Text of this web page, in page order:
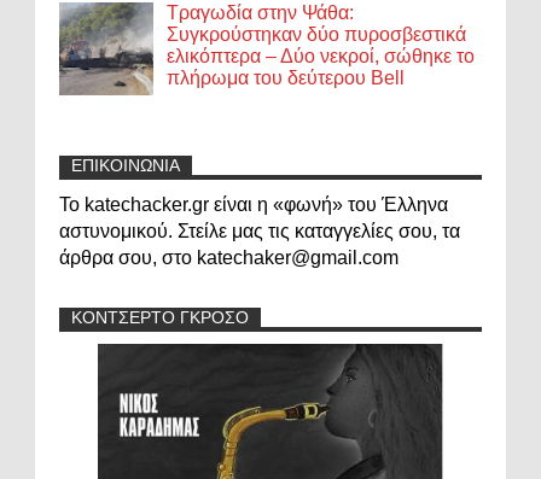
Τραγωδία στην Ψάθα:
Συγκρούστηκαν δύο πυροσβεστικά
ελικόπτερα – Δύο νεκροί, σώθηκε το
πλήρωμα του δεύτερου Bell
ΕΠΙΚΟΙΝΩΝΙΑ
Το katechacker.gr είναι η «φωνή» του Έλληνα
αστυνομικού. Στείλε μας τις καταγγελίες σου, τα
άρθρα σου, στο katechaker@gmail.com
ΚΟΝΤΣΕΡΤΟ ΓΚΡΟΣΟ